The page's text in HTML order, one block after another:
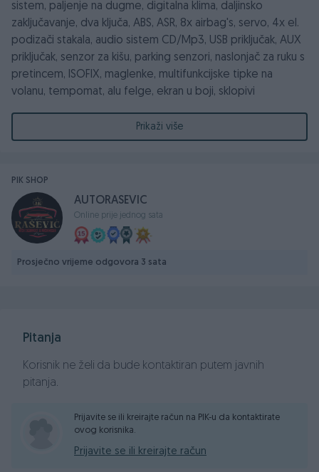
sistem, paljenje na dugme, digitalna klima, daljinsko
zaključavanje, dva ključa, ABS, ASR, 8x airbag's, servo, 4x el.
podizači stakala, audio sistem CD/Mp3, USB priključak, AUX
priključak, senzor za kišu, parking senzori, naslonjač za ruku s
pretincem, ISOFIX, maglenke, multifunkcijske tipke na
volanu, tempomat, alu felge, ekran u boji, sklopivi
PREPORUKA PRODAVCA:
GARANCIJA NA PORIJEKLO I KILOMETRAŽU VOZILA!
Cijena za kes...zamjena moze po nasoj procjeni...
SVE PLAĆENO, CIJENA DO REGISTRACIJE!
Akcijske cijene...
Sigurna kupovina...
Mobilni RS: +387 65 219 777
Email: autorasevic@yahoo.com
Prikaži više
PIK SHOP
AUTORASEVIC
Online prije jednog sata
Prosječno vrijeme odgovora 3 sata
Pitanja
Korisnik ne želi da bude kontaktiran putem javnih
pitanja.
Prijavite se ili kreirajte račun na PIK-u da kontaktirate
ovog korisnika.
Prijavite se ili kreirajte račun